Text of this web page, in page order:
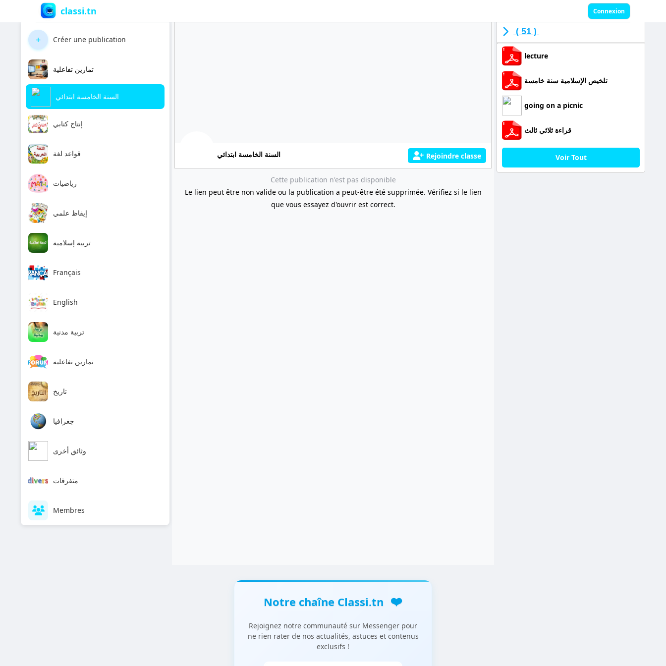
classi.tn Connexion
+ Créer une publication
تمارين تفاعلية
السنة الخامسة ابتدائي
إنتاج كتابي
قواعد لغة
رياضيات
إيقاظ علمي
تربية إسلامية
Français
English
تربية مدنية
تمارين تفاعلية
تاريخ
جغرافيا
وثائق أخرى
متفرقات
Membres
( 51 )
lecture
تلخيص الإسلامية سنة خامسة
going on a picnic
قراءة ثلاثي ثالث
Voir Tout السنة الخامسة ابتدائي Rejoindre classe
Cette publication n'est pas disponible
Le lien peut être non valide ou la publication a peut-être été supprimée. Vérifiez si le lien
que vous essayez d'ouvrir est correct.
Notre chaîne Classi.tn ❤️
Rejoignez notre communauté sur Messenger pour
ne rien rater de nos actualités, astuces et contenus
exclusifs !